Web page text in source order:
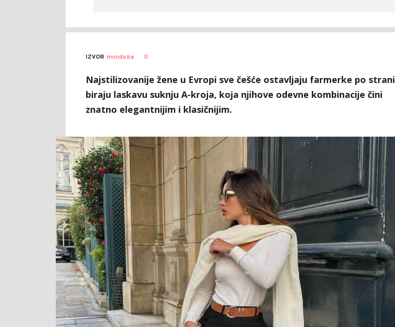
IZVOR mondo.ba 0
Najstilizovanije žene u Evropi sve češće ostavljaju farmerke po
biraju laskavu suknju A-kroja, koja njihove odevne kombinacije čini
znatno elegantnijim i klasičnijim.